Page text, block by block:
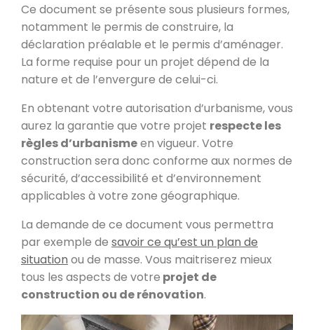
Ce document se présente sous plusieurs formes,
notamment le permis de construire, la
déclaration préalable et le permis d’aménager.
La forme requise pour un projet dépend de la
nature et de l’envergure de celui-ci.
En obtenant votre autorisation d’urbanisme, vous
aurez la garantie que votre projet respecte les
règles d’urbanismeen vigueur. Votre
construction sera donc conforme aux normes de
sécurité, d’accessibilité et d’environnement
applicables à votre zone géographique.
La demande de ce document vous permettra
par exemple de savoir ce qu’est un plan de
situation ou de masse. Vous maitriserez mieux
tous les aspects de votre projet de
construction ou de rénovation.